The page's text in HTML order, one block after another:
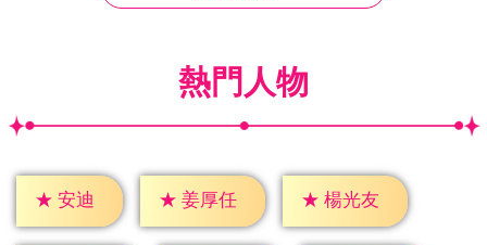
熱門人物
★ 安迪 ★ 姜厚任 ★ 楊光友